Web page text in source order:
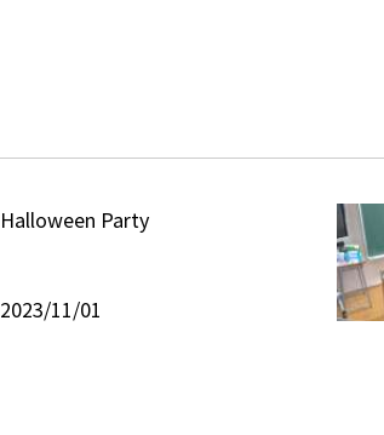
Halloween Party
2023/11/01